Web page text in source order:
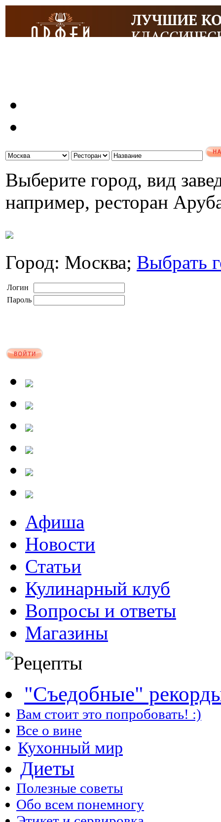
Выберите город, вид
например, ресторан
Город: Москва; Выбрать
Логин
Пароль
Афиша
Новости
Статьи
Кулинарный клуб
Вопросы и ответы
Магазины
"Съедобные"
Вам стоит это попробовать! :)
Все о вине
Кухонный мир
Диеты
Полезные советы
Обо всем понемногу